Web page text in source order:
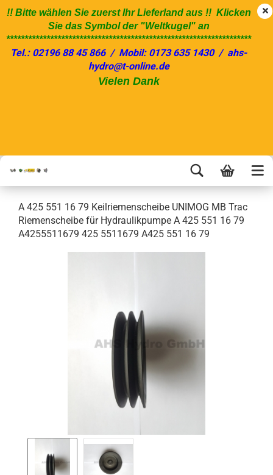
!! Bitte wählen Sie zuerst Ihr Lieferland aus !! Klicken
Sie das Symbol der "Weltkugel" an
*******************************************************************
Tel.: 02196 88 45 866 / Mobil: 0173 635 1430 / ahs-
hydro@t-online.de
Vielen Dank
A 425 551 16 79 Keilriemenscheibe UNIMOG MB Trac
Riemenscheibe für Hydraulikpumpe A 425 551 16 79
A4255511679 425 5511679 A425 551 16 79